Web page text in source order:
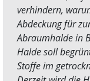
verhindern,
Abdeckung für
Abraumhalde in
Halde soll
Stoffe im